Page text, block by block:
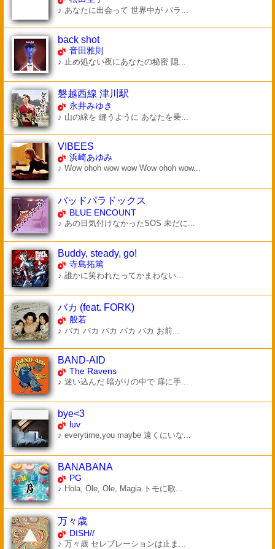
♪ あなたに出会って 世界中が バラ...
back shot
音田雅則
♪ 止め処ない夜にあなたの秘密 隠...
磐越西線 津川駅
永井みゆき
♪ 山の緑を 縫うように あなたを乗...
VIBEES
浜崎あゆみ
♪ Wow ohoh wow wow Wow ohoh wow...
バッドパラドックス
BLUE ENCOUNT
♪ あの日気付けなかったSOS 未だに...
Buddy, steady, go!
寺島拓篤
♪ 誰かに笑われたってかまわない...
バカ (feat. FORK)
般若
♪ バカ バカ バカ バカ バカ お前...
BAND-AID
The Ravens
♪ 迷い込んだ 暗がりの中で 扉に手...
bye<3
luv
♪ everytime,you maybe 遠くにいな...
BANABANA
PG
♪ Hola, Ole, Ole, Magia トモに歌...
万々歳
DISH//
♪ 万々歳 セレブレーションは止ま...